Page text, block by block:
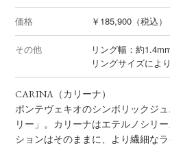
価格 ￥185,900（税込）
その他
リング幅：約
リングサイズによ
CARINA（カリーナ）
ポンテヴェキオのシンボリックジ
リー」。カリーナはエテルノシリ
ションはそのままに、より繊細な